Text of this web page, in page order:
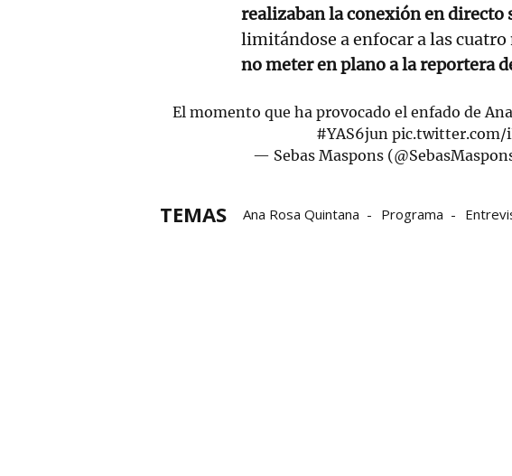
realizaban la conexión en
limitándose a enfocar a las
no meter en plano a la reportera
El momento que ha provocado el enfado de
#YAS6jun pic.twitter.com/
— Sebas Maspons
TEMAS Ana Rosa Quintana Programa